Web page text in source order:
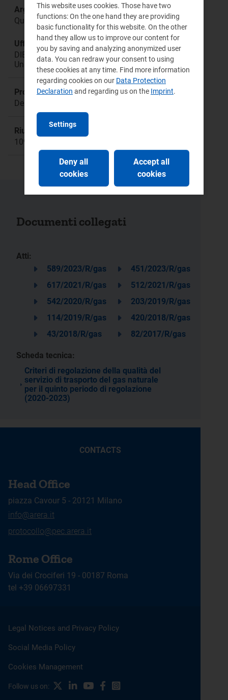
Argomento:
Qualità del servizio
Ufficio responsabile:
DIEU Direzione Infrastrutture Energia e
Unbundling
Procedimento:
Deliberazione 82/2017/R/gas
Riunione:
1093
Documenti collegati
Atti:
589/2023/R/gas
451/2023/R/gas
617/2021/R/gas
512/2021/R/gas
542/2020/R/gas
203/2019/R/gas
114/2019/R/gas
420/2018/R/gas
43/2018/R/gas
82/2017/R/gas
Scheda tecnica:
Criteri di regolazione della qualità del
servizio di trasporto del gas naturale
per il quinto periodo di regolazione
(2020-2023)
CONTACTS
Head Office
piazza Cavour 5 - 20121 Milano
info@arera.it
protocollo@pec.arera.it
Rome Office
Via dei Crociferi 19 - 00187 Roma
tel +39 06697331
Legal Notices and Privacy Policy
Social Media Policy
Cookies Management
Follow us on: LinkedinYoutubeFacebook
This website uses cookies. Those have two
functions: On the one hand they are providing
basic functionality for this website. On the other
hand they allow us to improve our content for
you by saving and analyzing anonymized user
data. You can redraw your consent to using
these cookies at any time. Find more information
regarding cookies on our Data Protection
Declaration and regarding us on the Imprint.
Settings
Deny all
cookies
Accept all
cookies